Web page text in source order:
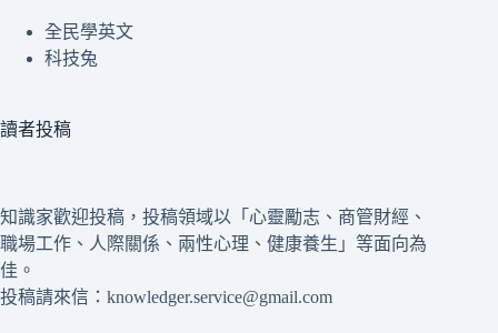
全民學英文
科技兔
讀者投稿
知識家歡迎投稿，投稿領域以「心靈勵志、商管財經、
職場工作、人際關係、兩性心理、健康養生」等面向為
佳。
投稿請來信：knowledger.service@gmail.com